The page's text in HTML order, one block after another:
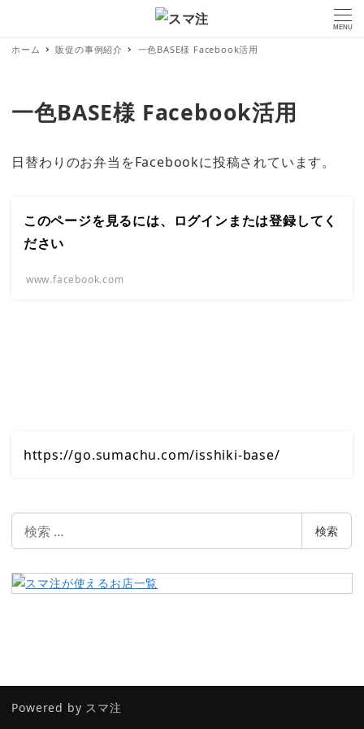
MENU
ホーム 販促の事例紹介 一色BASE様 Facebook活用
一色BASE様 Facebook活用
日替わりのお弁当をFacebookに投稿されています。
このページを見るには、ログインまたは登録してく
ださい
www.facebook.com
https://go.sumachu.com/isshiki-base/
検索
Powered by スマ注